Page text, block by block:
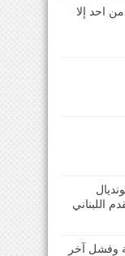
احد إلا
اللبناني
وفشل آخر